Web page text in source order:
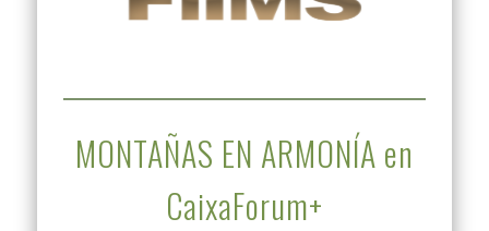
MONTAÑAS EN ARMONÍA en
CaixaForum+